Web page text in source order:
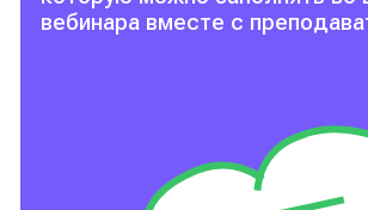
вебинара вместе с